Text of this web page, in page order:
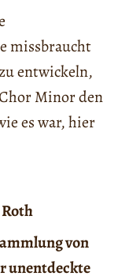
missbraucht
entwickeln,
Minor den
es war, hier
von
unentdeckte